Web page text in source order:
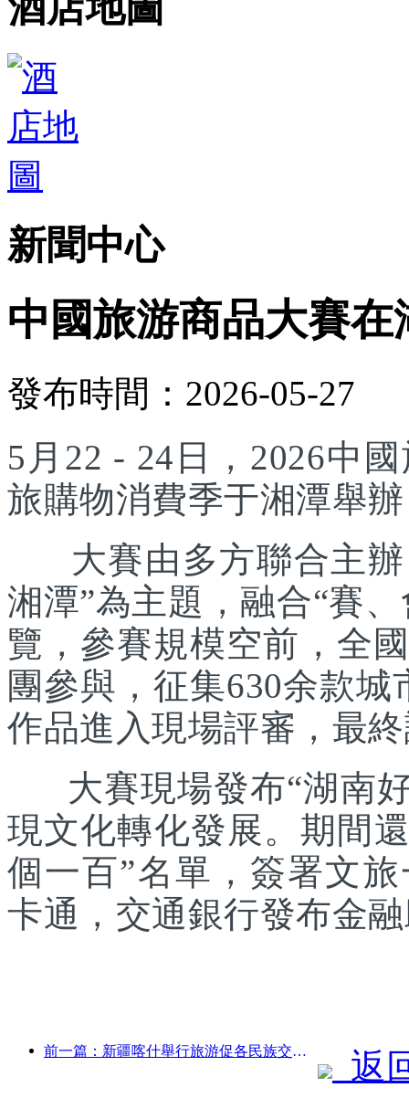
新聞中心
中國旅游商品大賽
發布時間：2026-05-27
5月22 - 24日，2026中
旅購物消費季于湘潭舉
大賽由多方聯合主辦
湘潭”為主題，融合“賽
覽，參賽規模空前，全
團參與，征集630余款
作品進入現場評審，最
大賽現場發布“湖南好
現文化轉化發展。期間
個一百”名單，簽署文
卡通，交通銀行發布金
前一篇：新疆喀什舉行旅游促各民族交流推廣活動 返